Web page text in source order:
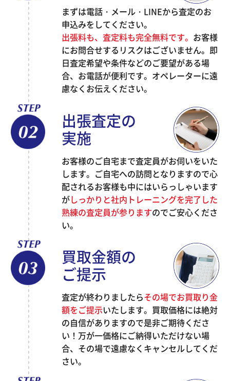
まずは電話・メール・LINEから査定のお
申込みをしてください。
出張料も、査定料も完全無料です。 お客様
にお問合せするリスクはございません。即
日査定希望や条件などのご要望がある場
合、お電話が便利です。オペレーターに遠
慮なくお伝えください。
出張査定の
実施
お客様のご自宅まで査定員がお伺いをいた
します。ご自宅への訪問となりますので心
配されるお客様も中にはいらっしゃいます
がしっかりと社内トレーニングを完了した
熟練の査定員が参りますのでご安心くださ
い。
買取金額の
ご提示
査定が終わりましたらその場でお買取り金
額をご提示いたします。買取価格には絶対
の自信がありますので是非ご期待くださ
い！万が一価格にご納得いただけない場
合、その場で遠慮なくキャンセルしてくだ
さい。